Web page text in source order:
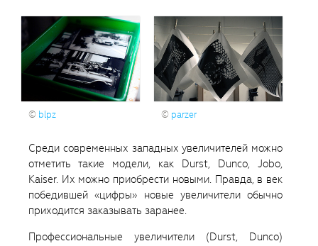
© blpz © parzer
Среди современных западных увеличителей можно
отметить такие модели, как Durst, Dunco, Jobo,
Kaiser. Их можно приобрести новыми. Правда, в век
победившей «цифры» новые увеличители обычно
приходится заказывать заранее.
Профессиональные увеличители (Durst, Dunco)